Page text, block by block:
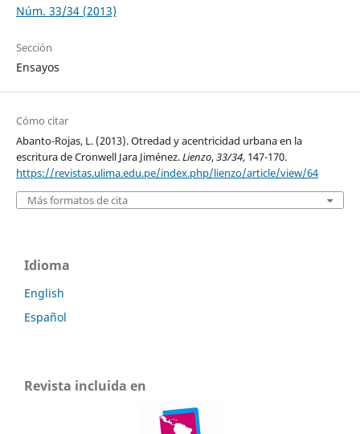
Núm. 33/34 (2013)
Sección
Ensayos
Cómo citar
Abanto-Rojas, L. (2013). Otredad y acentricidad urbana en la
escritura de Cronwell Jara Jiménez.Lienzo,33/34, 147-170.
https://revistas.ulima.edu.pe/index.php/lienzo/article/view/64
Más formatos de cita
Idioma
English
Español
Revista incluida en